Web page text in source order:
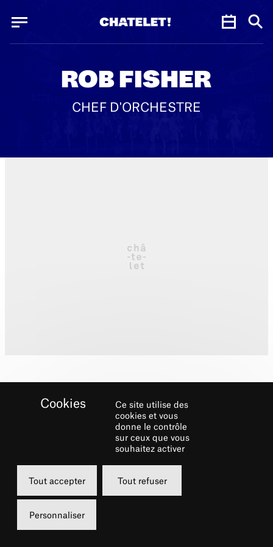
ROB FISHER
CHEF D'ORCHESTRE
Directeur artistique, chef d’orchestre et
pianiste de renommée internationale, figure
de proue de la scène musicale américaine, il
est notamment le fondateur en 1994 et
Ce site utilise des
cookies et vous
donne le contrôle
sur ceux que vous
souhaitez activer
Tout accepter Tout refuser
Personnaliser